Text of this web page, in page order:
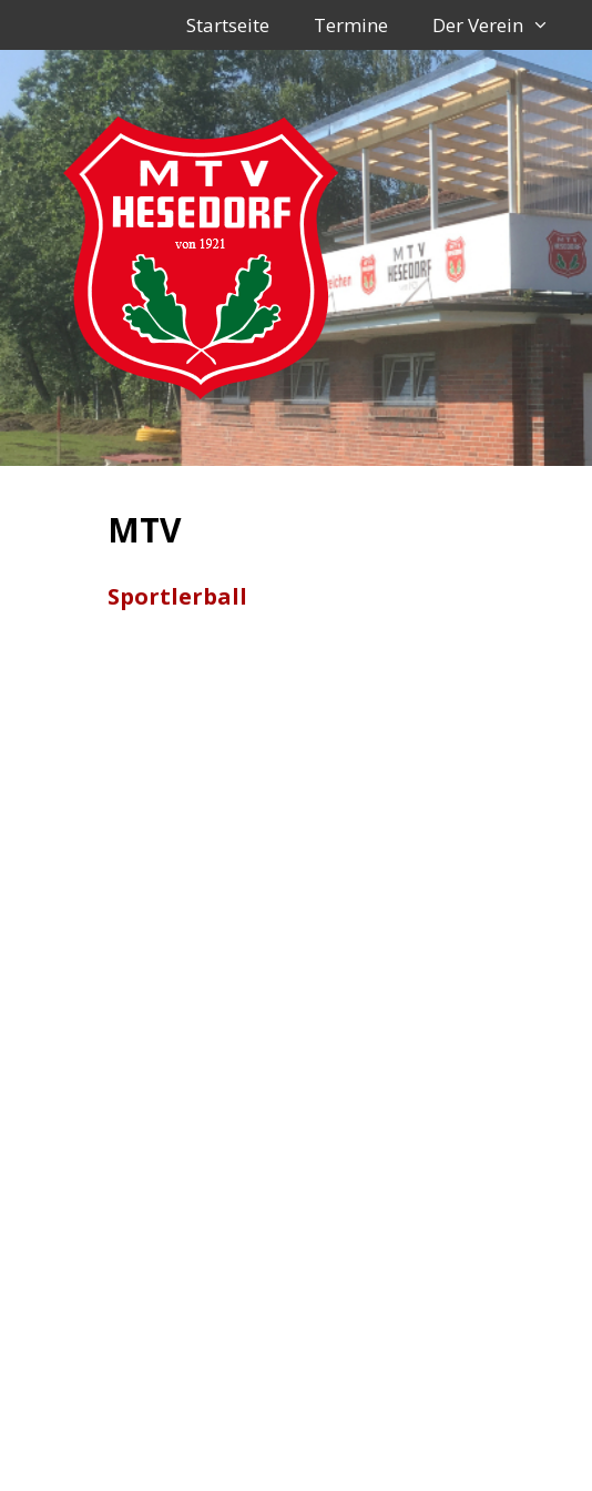
springen
Startseite Termine Der Verein
MTV
Sportlerball